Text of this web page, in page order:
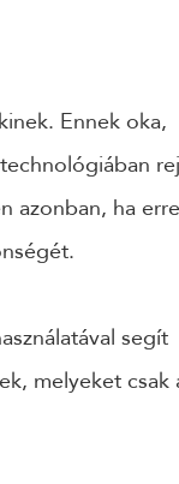
Ennek oka,
azonban, ha erre
segít
melyeket csak